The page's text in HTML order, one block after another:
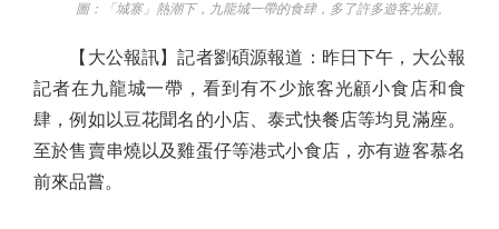
圖：「城寨」熱潮下，九龍城一帶的食肆，多了許多遊客光顧。
【大公報訊】記者劉碩源報道：昨日下午，大公報
記者在九龍城一帶，看到有不少旅客光顧小食店和食
肆，例如以豆花聞名的小店、泰式快餐店等均見滿座。
至於售賣串燒以及雞蛋仔等港式小食店，亦有遊客慕名
前來品嘗。